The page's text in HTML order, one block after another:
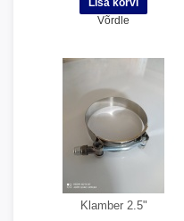
Võrdle
Klamber 2.5"